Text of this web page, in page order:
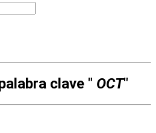
clave " OCT"